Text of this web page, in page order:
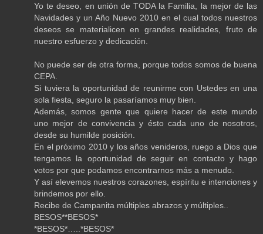
Yo te deseo, en unión de TODA la Familia, la mejor de las
Navidades y un Año Nuevo 2010 en el cual todos nuestros
deseos se materialicen en grandes realidades, fruto de
nuestro esfuerzo y dedicación.
No puede ser de otra forma, porque todos somos de buena
CEPA.
Si tuviera la oportunidad de reunirme con Ustedes en una
sola fiesta, seguro la pasaríamos muy bien.
Además, somos gente que quiere hacer de este mundo
uno mejor de convivencia y ésto cada uno de nosotros,
desde su humilde posición.
En el próximo 2010 y los años venideros, ruego a Dios que
tengamos la oportunidad de seguir en contacto y hago
votos por que podamos encontrarnos más a menudo.
Y así elevemos nuestros corazones, espíritu e intenciones y
brindemos por ello.
Recibe de Campanita múltiples abrazos y múltiples..
BESOS**BESOS*
*BESOS*…..*BESOS*